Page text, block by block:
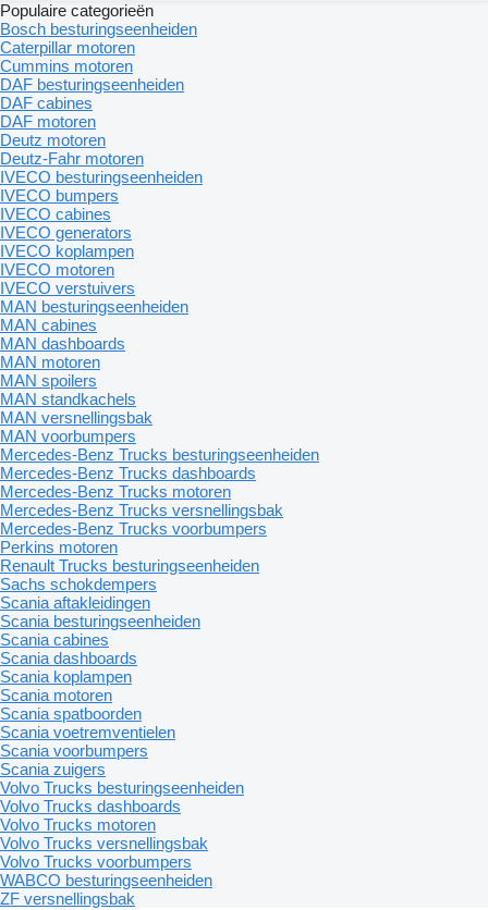
Populaire categorieën
Bosch besturingseenheiden
Caterpillar motoren
Cummins motoren
DAF besturingseenheiden
DAF cabines
DAF motoren
Deutz motoren
Deutz-Fahr motoren
IVECO besturingseenheiden
IVECO bumpers
IVECO cabines
IVECO generators
IVECO koplampen
IVECO motoren
IVECO verstuivers
MAN besturingseenheiden
MAN cabines
MAN dashboards
MAN motoren
MAN spoilers
MAN standkachels
MAN versnellingsbak
MAN voorbumpers
Mercedes-Benz Trucks besturingseenheiden
Mercedes-Benz Trucks dashboards
Mercedes-Benz Trucks motoren
Mercedes-Benz Trucks versnellingsbak
Mercedes-Benz Trucks voorbumpers
Perkins motoren
Renault Trucks besturingseenheiden
Sachs schokdempers
Scania aftakleidingen
Scania besturingseenheiden
Scania cabines
Scania dashboards
Scania koplampen
Scania motoren
Scania spatboorden
Scania voetremventielen
Scania voorbumpers
Scania zuigers
Volvo Trucks besturingseenheiden
Volvo Trucks dashboards
Volvo Trucks motoren
Volvo Trucks versnellingsbak
Volvo Trucks voorbumpers
WABCO besturingseenheiden
ZF versnellingsbak